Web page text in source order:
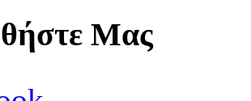
Μας